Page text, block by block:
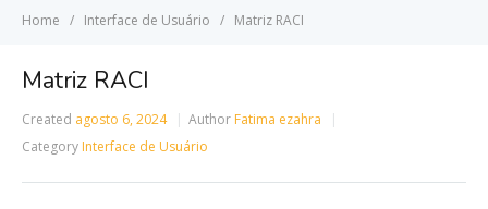
Home Interface de Usuário Matriz RACI
Matriz RACI
Created agosto 6, 2024 Author Fatima ezahra
Category Interface de Usuário